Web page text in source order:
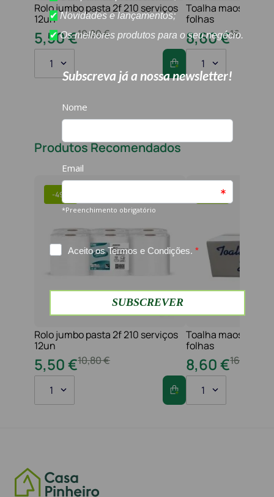
Rolo jumbo pasta 2f 210 serviços
12un
10,80€
5,50€
1
Toalha maos 2f
folhas
16,
8,60€
1
Produtos Recomendados
-49%
Rolo jumbo pasta 2f 210 serviços
12un
10,80€
5,50€
1
47%
Toalha maos 2f
folhas
16
8,60€
1